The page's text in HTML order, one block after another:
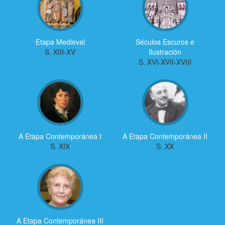
Etapa Medieval
S. XIII-XV
Séculos Escuros e
Ilustración
S. XVI-XVII-XVIII
A Etapa Contemporánea I
S. XIX
A Etapa Contemporánea II
S. XX
A Etapa Contemporánea III